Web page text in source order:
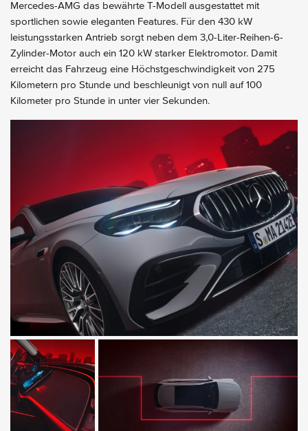
Mercedes-AMG das bewährte T-Modell ausgestattet mit
sportlichen sowie eleganten Features. Für den 430 kW
leistungsstarken Antrieb sorgt neben dem 3,0-Liter-Reihen-6-
Zylinder-Motor auch ein 120 kW starker Elektromotor. Damit
erreicht das Fahrzeug eine Höchstgeschwindigkeit von 275
Kilometern pro Stunde und beschleunigt von null auf 100
Kilometer pro Stunde in unter vier Sekunden.